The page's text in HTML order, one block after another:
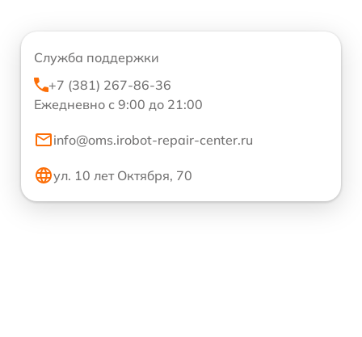
Служба поддержки
+7 (381) 267-86-36
Ежедневно с 9:00 до 21:00
info@oms.irobot-repair-center.ru
ул. 10 лет Октября, 70